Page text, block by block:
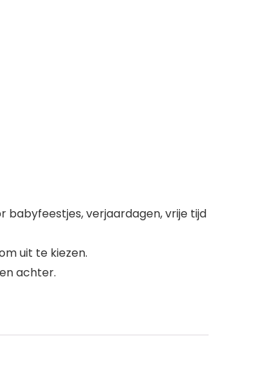
babyfeestjes, verjaardagen, vrije tijd
uit te kiezen.
achter.